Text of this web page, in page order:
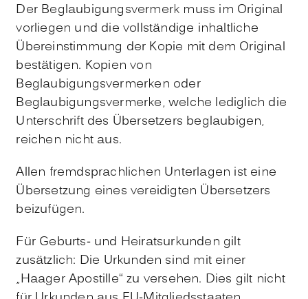
Der Beglaubigungsvermerk muss im Original
vorliegen und die vollständige inhaltliche
Übereinstimmung der Kopie mit dem Original
bestätigen. Kopien von
Beglaubigungsvermerken oder
Beglaubigungsvermerke, welche lediglich die
Unterschrift des Übersetzers beglaubigen,
reichen nicht aus.
Allen fremdsprachlichen Unterlagen ist eine
Übersetzung eines vereidigten Übersetzers
beizufügen.
Für Geburts- und Heiratsurkunden gilt
zusätzlich: Die Urkunden sind mit einer
„Haager Apostille“ zu versehen. Dies gilt nicht